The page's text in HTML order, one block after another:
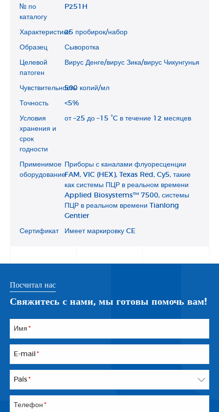
№ по
каталогу
P251H
Характеристики25 пробирок/набор
Образец Сыворотка
Целевой
патоген
Вирус Денге/вирус Зика/вирус Чикунгунья
Чувствительность500 копий/мл
Точность <5%
Условия
хранения и
срок
годности
от –25 до –15 °C в течение 12 месяцев
Применимое
оборудование
Приборы с каналами флуоресценции
FAM, VIC (HEX), Texas Red, Cy5, такие
как системы ПЦР в реальном времени
Applied Biosystems™ 7500, системы
ПЦР в реальном времени Tianlong
Gentier
Сертификат Имеет маркировку CE
Посчитал нас
Свяжитесь с нами, мы готовы помочь вам!
Имя *
E-mail *
País *
Телефон *